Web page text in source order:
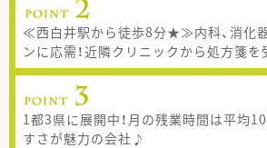
≪西白井駅から徒歩8分★≫内科、消化器
ンに応需！近隣クリニックから処方箋を
1都3県に展開中！月の残業時間は平均
すさが魅力の会社♪